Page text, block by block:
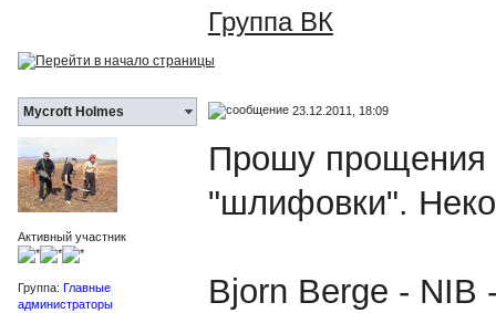
Группа ВК
Mycroft Holmes 23.12.2011, 18:09
Активный участник
Группа: Главные
администраторы
Прошу прощения
"шлифовки".
Bjorn Berge - NIB